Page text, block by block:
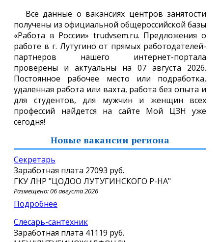
Все данные о вакансиях центров занятости
получены из официальной общероссийской базы
«Работа в России» trudvsem.ru. Предложения о
работе в г. Лутугино от прямых работодателей-
партнеров нашего интернет-портала
проверены и актуальны на 07 августа 2026.
Постоянное рабочее место или подработка,
удаленная работа или вахта, работа без опыта и
для студентов, для мужчин и женщин всех
профессий найдется на сайте Мой ЦЗН уже
сегодня!
Новые вакансии региона
Секретарь
Заработная плата 27093 руб.
ГКУ ЛНР "ЦОДОО ЛУТУГИНСКОГО Р-НА"
Размещено: 06 августа 2026
Подробнее
Слесарь-сантехник
Заработная плата 41119 руб.